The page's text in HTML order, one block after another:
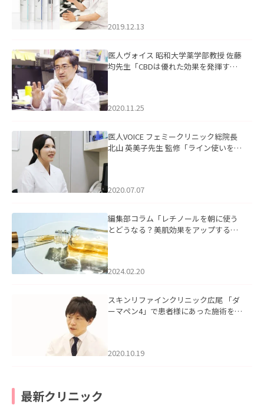
2019.12.13
医人ヴォイス 昭和大学薬学部教授 佐藤
均先生「CBDは優れた効果を発揮する
た。
2020.11.25
医人VOICE フェミークリニック総院長
北山 英美子先生 監修「ライン使いを明
2020.07.07
編集部コラム「レチノールを朝に使う
とどうなる？美肌効果をアップする使
2024.02.20
スキンリファインクリニック広尾 「ダ
ーマペン4」で患者様にあった施術をご
2020.10.19
最新クリニック